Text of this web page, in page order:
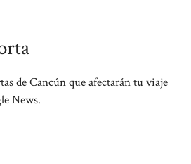
de Cancún que afectarán tu viaje
News.